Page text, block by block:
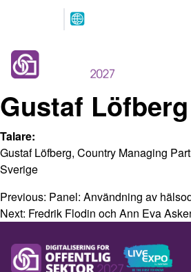
Gustaf Löfberg
Talare:
Gustaf Löfberg, Country Managing
Sverige
Previous: Panel: Användning av
Next: Fredrik Flodin och Ann Eva